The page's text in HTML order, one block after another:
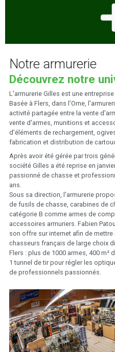
Notre armurerie
Découvrez notre
L'armurerie Gilles est une
Basée à Flers, dans l'Orne,
activité partagée entre la vente
vente d'armes, munitions et
d'éléments de rechargement,
fabrication et distribution de
Après avoir été gérée par trois
société Gilles a été reprise en
passionné de chasse et
ans.
Sous sa direction, l'armurerie propose
de fusils de chasse, carabines de
catégorie B comme armes de
accessoires armuriers. Fabien
son offre sur internet afin de
chasseurs français de large choix
Flers : plus de 1000 armes, 400 m²
1 tunnel de tir pour régler les
de professionnels passionnés.